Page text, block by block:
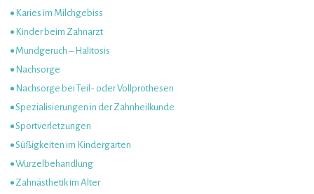
Karies im Milchgebiss
Kinder beim Zahnarzt
Mundgeruch – Halitosis
Nachsorge
Nachsorge bei Teil- oder Vollprothesen
Spezialisierungen in der Zahnheilkunde
Sportverletzungen
Süßigkeiten im Kindergarten
Wurzelbehandlung
Zahnästhetik im Alter